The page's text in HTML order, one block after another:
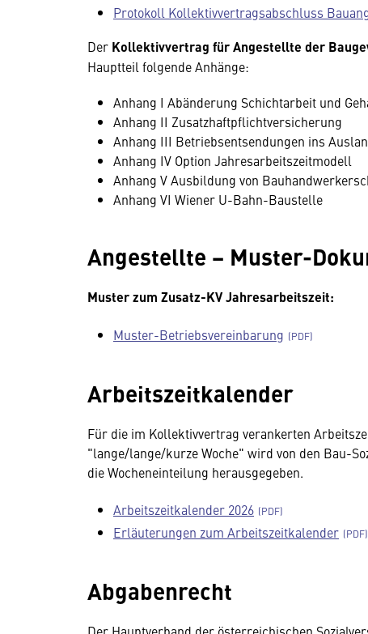
Protokoll Kollektivvertragsabschluss
Der Kollektivvertrag für Angestellte der
Hauptteil folgende Anhänge:
Anhang I Abänderung Schichtarbeit und
Anhang II Zusatzhaftpflichtversicherung
Anhang III Betriebsentsendungen ins
Anhang IV Option Jahresarbeitszeitmodell
Anhang V Ausbildung von
Anhang VI Wiener U-Bahn-Baustelle
Angestellte − Muster-
Muster zum Zusatz-KV Jahresarbeitszeit:
Muster-Betriebsvereinbarung
Arbeitszeitkalender
Für die im Kollektivvertrag verankerten
"lange/lange/kurze Woche" wird von den Bau-
die Wocheneinteilung herausgegeben.
Arbeitszeitkalender 2026
Erläuterungen zum Arbeitszeitkalender
Abgabenrecht